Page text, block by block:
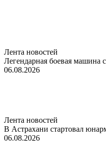
Лента новостей
Легендарная боевая машина
06.08.2026
Лента новостей
В Астрахани стартовал
06.08.2026